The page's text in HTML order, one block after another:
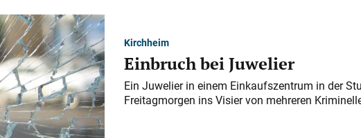
Kirchheim
Einbruch bei Juwelier
Ein Juwelier in einem Einkaufszentrum in der
Freitagmorgen ins Visier von mehreren